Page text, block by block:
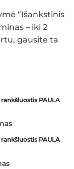
“Išankstinis
– iki 2
gausite ta
PAULA
PAULA